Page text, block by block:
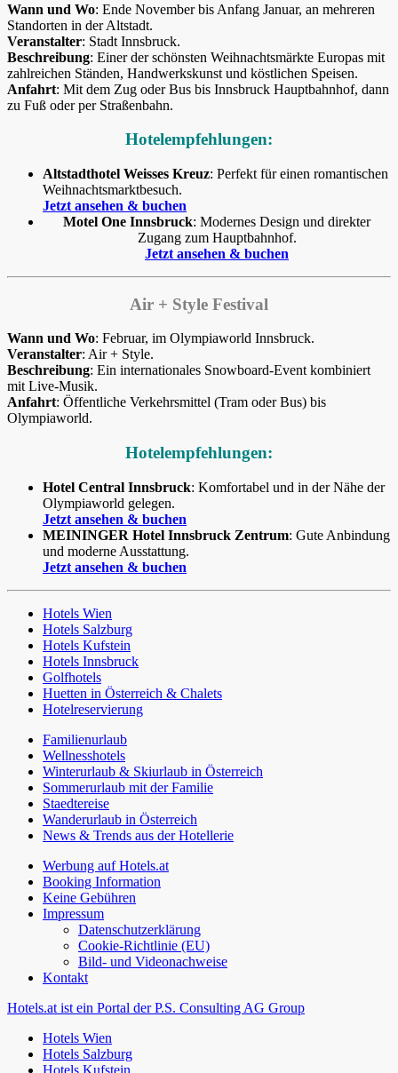
Wann und Wo: Ende November bis Anfang Januar, an mehreren
Standorten in der Altstadt.
Veranstalter: Stadt Innsbruck.
Beschreibung: Einer der schönsten Weihnachtsmärkte Europas mit
zahlreichen Ständen, Handwerkskunst und köstlichen Speisen.
Anfahrt: Mit dem Zug oder Bus bis Innsbruck Hauptbahnhof, dann
zu Fuß oder per Straßenbahn.
Hotelempfehlungen:
Altstadthotel Weisses Kreuz: Perfekt für einen romantischen
Weihnachtsmarktbesuch.
Jetzt ansehen & buchen
Motel One Innsbruck: Modernes Design und direkter
Zugang zum Hauptbahnhof.
Jetzt ansehen & buchen
Air + Style Festival
Wann und Wo: Februar, im Olympiaworld Innsbruck.
Veranstalter: Air + Style.
Beschreibung: Ein internationales Snowboard-Event kombiniert
mit Live-Musik.
Anfahrt: Öffentliche Verkehrsmittel (Tram oder Bus) bis
Olympiaworld.
Hotelempfehlungen:
Hotel Central Innsbruck: Komfortabel und in der Nähe der
Olympiaworld gelegen.
Jetzt ansehen & buchen
MEININGER Hotel Innsbruck Zentrum: Gute Anbindung
und moderne Ausstattung.
Jetzt ansehen & buchen
Hotels Wien
Hotels Salzburg
Hotels Kufstein
Hotels Innsbruck
Golfhotels
Huetten in Österreich & Chalets
Hotelreservierung
Familienurlaub
Wellnesshotels
Winterurlaub & Skiurlaub in Österreich
Sommerurlaub mit der Familie
Staedtereise
Wanderurlaub in Österreich
News & Trends aus der Hotellerie
Werbung auf Hotels.at
Booking Information
Keine Gebühren
Impressum
Datenschutzerklärung
Cookie-Richtlinie (EU)
Bild- und Videonachweise
Kontakt
Hotels.at ist ein Portal der P.S. Consulting AG Group
Hotels Wien
Hotels Salzburg
Hotels Kufstein